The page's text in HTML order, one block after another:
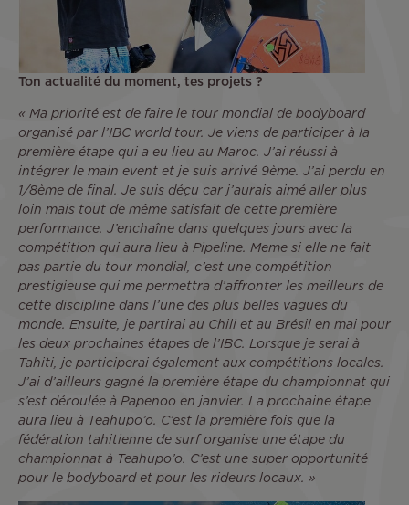
Ton actualité du moment, tes projets ?
« Ma priorité est de faire le tour mondial de bodyboard
organisé par l’IBC world tour. Je viens de participer à la
première étape qui a eu lieu au Maroc. J’ai réussi à
intégrer le main event et je suis arrivé 9ème. J’ai perdu en
1/8ème de final. Je suis déçu car j’aurais aimé aller plus
loin mais tout de même satisfait de cette première
performance. J’enchaîne dans quelques jours avec la
compétition qui aura lieu à Pipeline. Meme si elle ne fait
pas partie du tour mondial, c’est une compétition
prestigieuse qui me permettra d’affronter les meilleurs de
cette discipline dans l’une des plus belles vagues du
monde. Ensuite, je partirai au Chili et au Brésil en mai pour
les deux prochaines étapes de l’IBC. Lorsque je serai à
Tahiti, je participerai également aux compétitions locales.
J’ai d’ailleurs gagné la première étape du championnat qui
s’est déroulée à Papenoo en janvier. La prochaine étape
aura lieu à Teahupo’o. C’est la première fois que la
fédération tahitienne de surf organise une étape du
championnat à Teahupo’o. C’est une super opportunité
pour le bodyboard et pour les rideurs locaux. »